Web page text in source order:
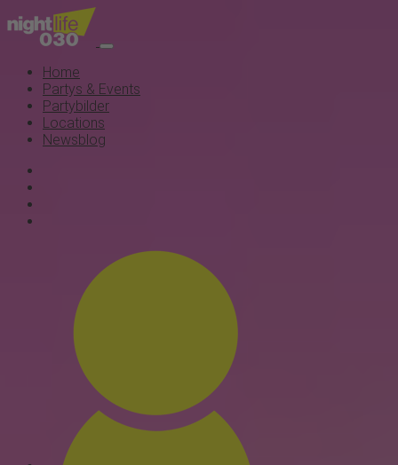
Home
Partys & Events
Partybilder
Locations
Newsblog